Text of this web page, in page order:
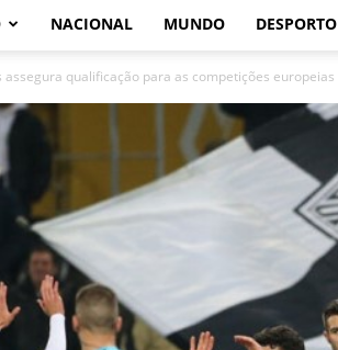
NACIONAL MUNDO DESPORTO
assegura qualificação para as competições europeias